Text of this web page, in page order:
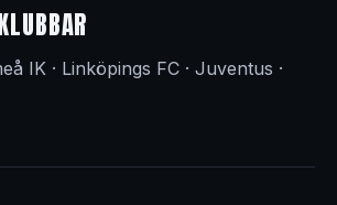
IK · Linköpings FC · Juventus ·